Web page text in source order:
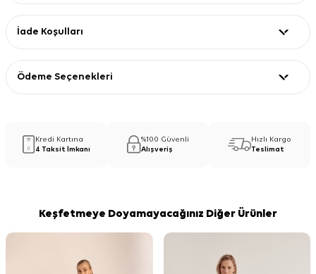
İade Koşulları
Ödeme Seçenekleri
Kredi Kartına
4 Taksit İmkanı
%100 Güvenli
Alışveriş
Hızlı Kargo
Teslimat
Keşfetmeye Doyamayacağınız Diğer Ürünler